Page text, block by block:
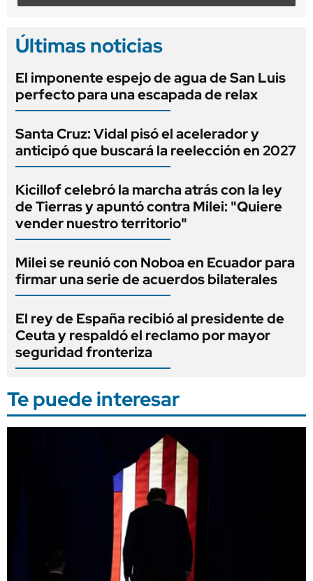
Últimas noticias
El imponente espejo de agua de San Luis
perfecto para una escapada de relax
Santa Cruz: Vidal pisó el acelerador y
anticipó que buscará la reelección en 2027
Kicillof celebró la marcha atrás con la ley
de Tierras y apuntó contra Milei: "Quiere
vender nuestro territorio"
Milei se reunió con Noboa en Ecuador para
firmar una serie de acuerdos bilaterales
El rey de España recibió al presidente de
Ceuta y respaldó el reclamo por mayor
seguridad fronteriza
Te puede interesar